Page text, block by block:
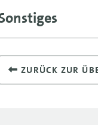
ZURÜCK ZUR